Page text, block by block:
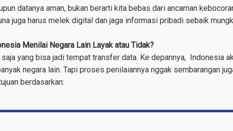
datanya aman, bukan berarti kita bebas dari ancaman
juga harus melek digital dan jaga informasi pribadi sebaik
Menilai Negara Lain Layak atau Tidak?
saja yang bisa jadi tempat transfer data. Ke depannya, Indonesia
negara lain. Tapi proses penilaiannya nggak sembarangan
berdasarkan: